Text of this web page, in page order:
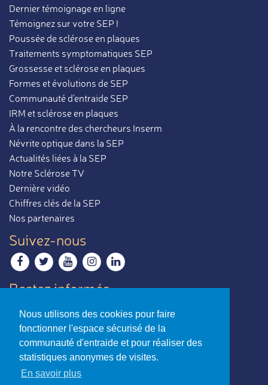
Nous utilisons des cookies pour faire
fonctionner l'espace sécurisé de la
communauté d'entraide et pour réaliser des
statistiques anonymes de visites.
En savoir plus
Dernier témoignage en ligne
Témoignez sur votre SEP !
Poussée de sclérose en plaques
Traitements symptomatiques SEP
Grossesse et sclérose en plaques
Formes et évolutions de SEP
Communauté d'entraide SEP
IRM et sclérose en plaques
À la rencontre des chercheurs Inserm
Névrite optique dans la SEP
Actualités liées à la SEP
Notre Sclérose TV
Dernière vidéo
Chiffres clés de la SEP
Nos partenaires
Suivez-nous
Restez informés
Contactez-nous
Envoyer un e-mail
La sclérose en plaques,
par ceux qui en parlent le mieux.